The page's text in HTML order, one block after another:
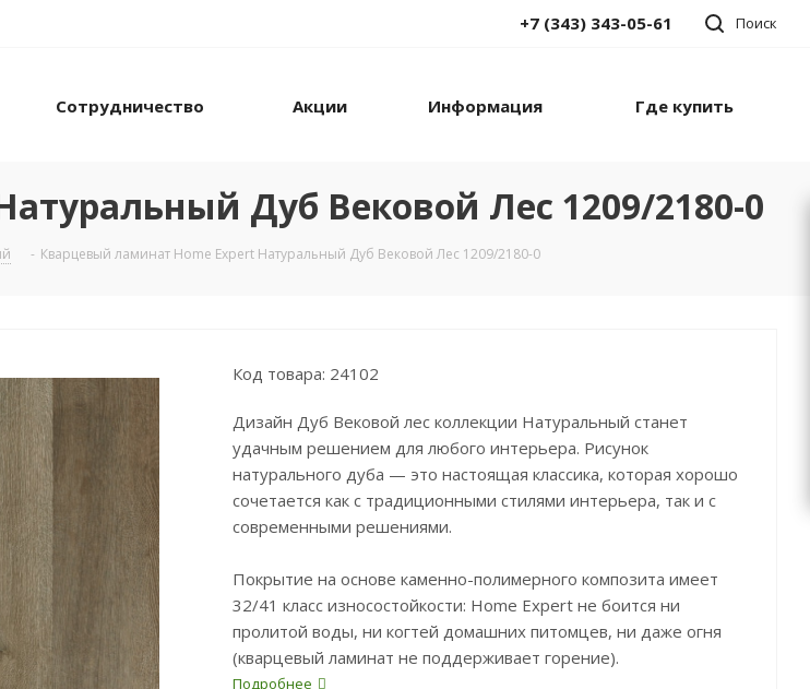
Поиск
+7 (343) 343-05-61
Сотрудничество Акции Информация Где купить
Дуб Вековой Лес 1209/2180-0
- Кварцевый ламинат Home Expert Натуральный Дуб Вековой Лес 1209/2180-0
Код товара: 24102
Дизайн Дуб Вековой лес коллекции Натуральный станет
удачным решением для любого интерьера. Рисунок
натурального дуба — это настоящая классика, которая хорошо
сочетается как с традиционными стилями интерьера, так и с
современными решениями.
Покрытие на основе каменно-полимерного композита имеет
32/41 класс износостойкости: Home Expert не боится ни
пролитой воды, ни когтей домашних питомцев, ни даже огня
(кварцевый ламинат не поддерживает горение).
Подробнее